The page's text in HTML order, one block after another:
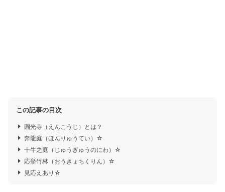
この記事の目次
圓光寺（えんこうじ）とは？
奔龍庭（ほんりゅうてい）☆
十牛之庭（じゅうぎゅうのにわ）☆
応挙竹林（おうきょちくりん）☆
見応えあり☆